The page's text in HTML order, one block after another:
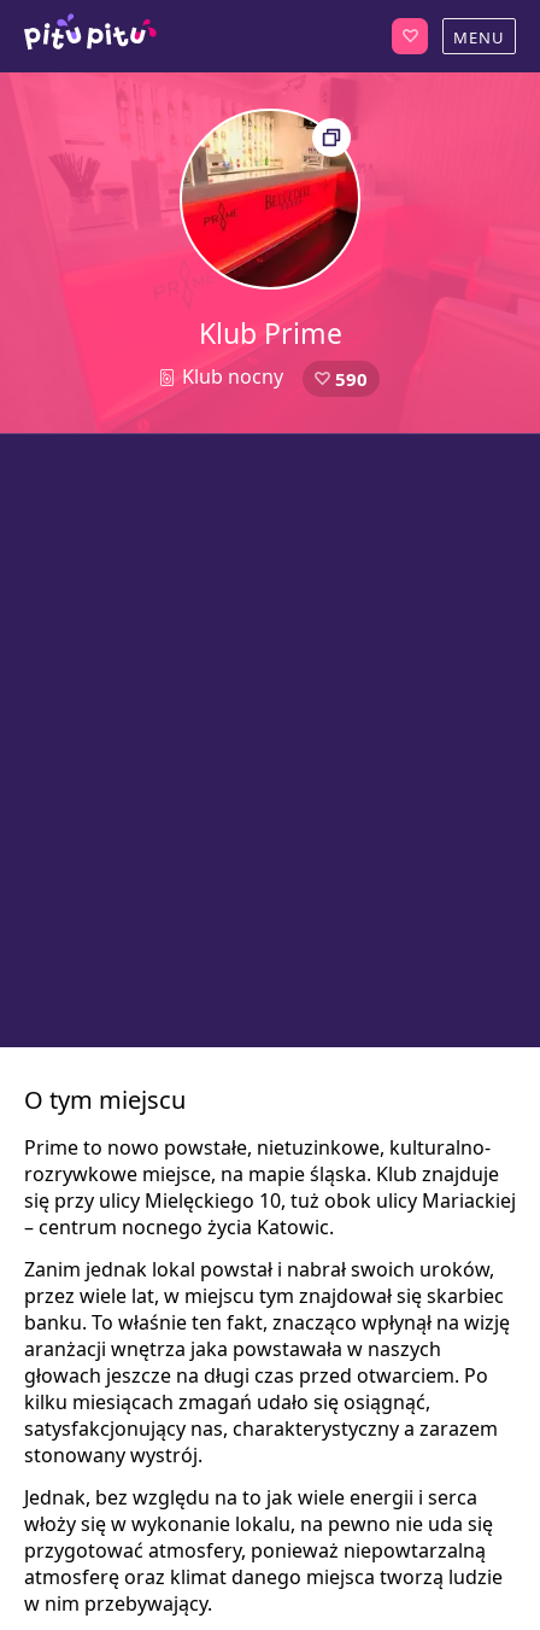
Klub Prime
1 Klub nocny 590
O tym miejscu
Prime to nowo powstałe, nietuzinkowe, kulturalno-
rozrywkowe miejsce, na mapie śląska. Klub znajduje
się przy ulicy Mielęckiego 10, tuż obok ulicy Mariackiej
– centrum nocnego życia Katowic.
Zanim jednak lokal powstał i nabrał swoich uroków,
przez wiele lat, w miejscu tym znajdował się skarbiec
banku. To właśnie ten fakt, znacząco wpłynął na wizję
aranżacji wnętrza jaka powstawała w naszych
głowach jeszcze na długi czas przed otwarciem. Po
kilku miesiącach zmagań udało się osiągnąć,
satysfakcjonujący nas, charakterystyczny a zarazem
stonowany wystrój.
Jednak, bez względu na to jak wiele energii i serca
włoży się w wykonanie lokalu, na pewno nie uda się
przygotować atmosfery, ponieważ niepowtarzalną
atmosferę oraz klimat danego miejsca tworzą ludzie
w nim przebywający.